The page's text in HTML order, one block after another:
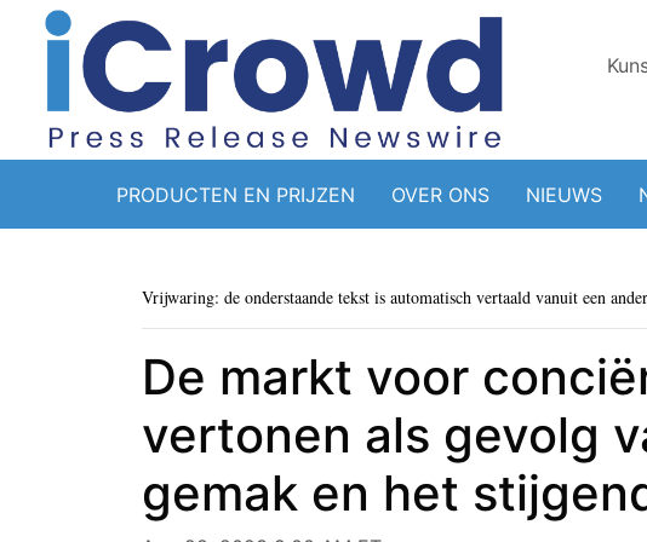
PRODUCTEN EN PRIJZEN OVER ONS NIEUWS
Vrijwaring: de onderstaande tekst is automatisch vertaald vanuit een
De markt voor
vertonen als gevolg
gemak en het